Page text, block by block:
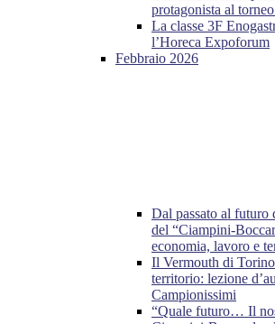
protagonista al
La classe 3F
l’Horeca Expoforum
Febbraio 2026
Dal passato al futuro
del “Ciampini-
economia, lavoro e
Il Vermouth di
territorio: lezione
Campionissimi
“Quale futuro… Il